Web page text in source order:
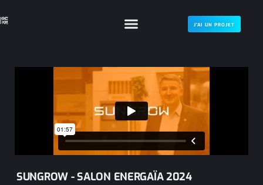
J'AI UN PROJET
SUNGROW - SALON ENERGAÏA 2024